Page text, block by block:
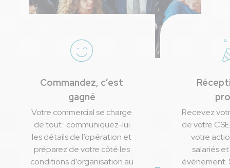
Commandez, c’est
gagné
Votre commercial se charge
de tout : communiquez-lui
les détails de l’opération et
préparez de votre côté les
conditions d’organisation au
Recevez
de votre
votre
salariés
événement.